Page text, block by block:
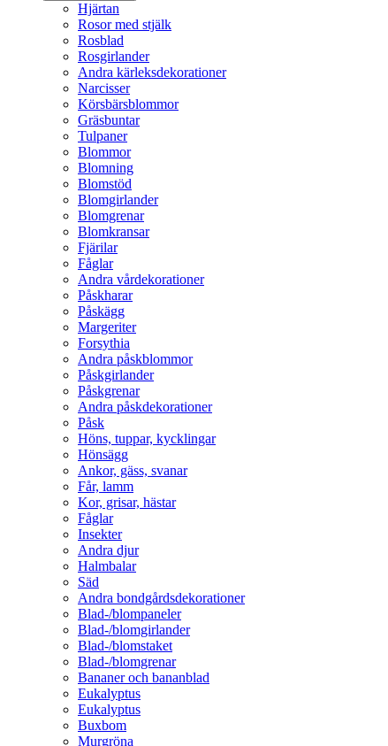
Hjärtan
Rosor med stjälk
Rosblad
Rosgirlander
Andra kärleksdekorationer
Narcisser
Körsbärsblommor
Gräsbuntar
Tulpaner
Blommor
Blomning
Blomstöd
Blomgirlander
Blomgrenar
Blomkransar
Fjärilar
Fåglar
Andra vårdekorationer
Påskharar
Påskägg
Margeriter
Forsythia
Andra påskblommor
Påskgirlander
Påskgrenar
Andra påskdekorationer
Påsk
Höns, tuppar, kycklingar
Hönsägg
Ankor, gäss, svanar
Får, lamm
Kor, grisar, hästar
Fåglar
Insekter
Andra djur
Halmbalar
Säd
Andra bondgårdsdekorationer
Blad-/blompaneler
Blad-/blomgirlander
Blad-/blomstaket
Blad-/blomgrenar
Bananer och bananblad
Eukalyptus
Eukalyptus
Buxbom
Murgröna